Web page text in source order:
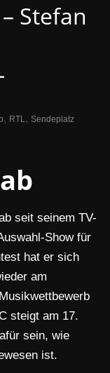
Stefan
, RTL, Sendeplatz
seit seinem TV-
Show für
hat er sich
am
steigt am 17.
sein, wie
ist.